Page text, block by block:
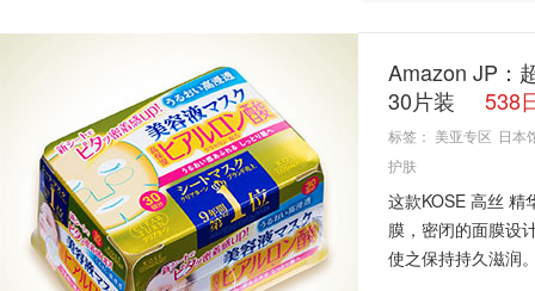
Amazon JP：
30片装
538
标签： 美亚专区 日本
护肤
这款KOSE 高丝 精
膜，密闭的面膜设
使之保持持久滋润